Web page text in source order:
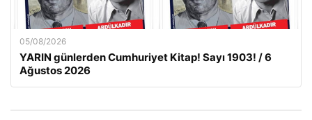
05/08/2026
YARIN günlerden Cumhuriyet Kitap! Sayı 1903! / 6
Ağustos 2026